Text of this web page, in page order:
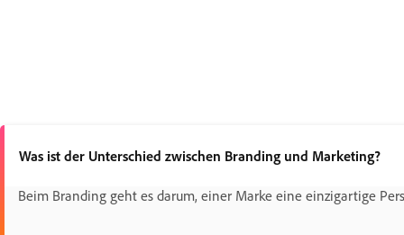
Was ist der Unterschied zwischen Branding und Marketing?
Beim Branding geht es darum, einer Marke eine einzigartige